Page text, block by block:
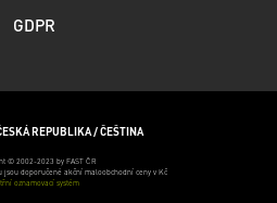
GDPR
REPUBLIKA / ČEŠTINA
© 2002-2023 by FAST ČR
jsou doporučené akční maloobchodní ceny v Kč
oznamovací systém